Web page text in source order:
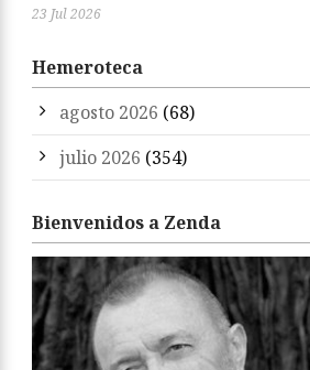
23 Jul 2026
Hemeroteca
agosto 2026 (68)
julio 2026 (354)
Bienvenidos a Zenda